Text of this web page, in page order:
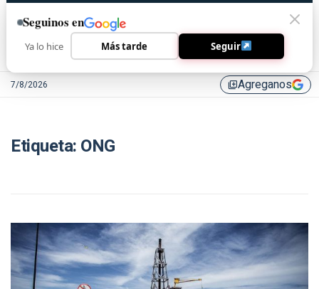
7/8/2026 library_addAgreganos
Etiqueta: ONG
Seguinos en
Ya lo hice Más tarde Seguir